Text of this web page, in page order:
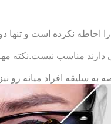
نکرده است و تنها دو
دارند مناسب
سلیقه افراد میانه رو